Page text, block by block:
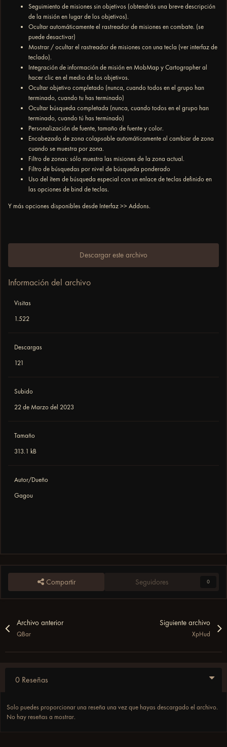
Seguimiento de misiones sin objetivos (obtendrás una breve descripción
de la misión en lugar de los objetivos).
Ocultar automáticamente el rastreador de misiones en combate. (se
puede desactivar)
Mostrar / ocultar el rastreador de misiones con una tecla (ver interfaz de
teclado).
Integración de información de misión en MobMap y Cartographer al
hacer clic en el medio de los objetivos.
Ocultar objetivo completado (nunca, cuando todos en el grupo han
terminado, cuando tu has terminado)
Ocultar búsqueda completada (nunca, cuando todos en el grupo han
terminado, cuando tú has terminado)
Personalización de fuente, tamaño de fuente y color.
Encabezado de zona colapsable automáticamente al cambiar de zona
cuando se muestra por zona.
Filtro de zonas: sólo muestra las misiones de la zona actual.
Filtro de búsquedas por nivel de búsqueda ponderado
Uso del ítem de búsqueda especial con un enlace de teclas definido en
las opciones de bind de teclas.
Y más opciones disponibles desde Interfaz >> Addons.
Descargar este archivo
Información del archivo
Visitas
1.522
Descargas
121
Subido
22 de Marzo del 2023
Tamaño
313.1 kB
Autor/Dueño
Gagou
Compartir Seguidores 0
Archivo anterior
QBar
Siguiente archivo
XpHud
0 Reseñas
Solo puedes proporcionar una reseña una vez que hayas descargado el archivo.
No hay reseñas a mostrar.